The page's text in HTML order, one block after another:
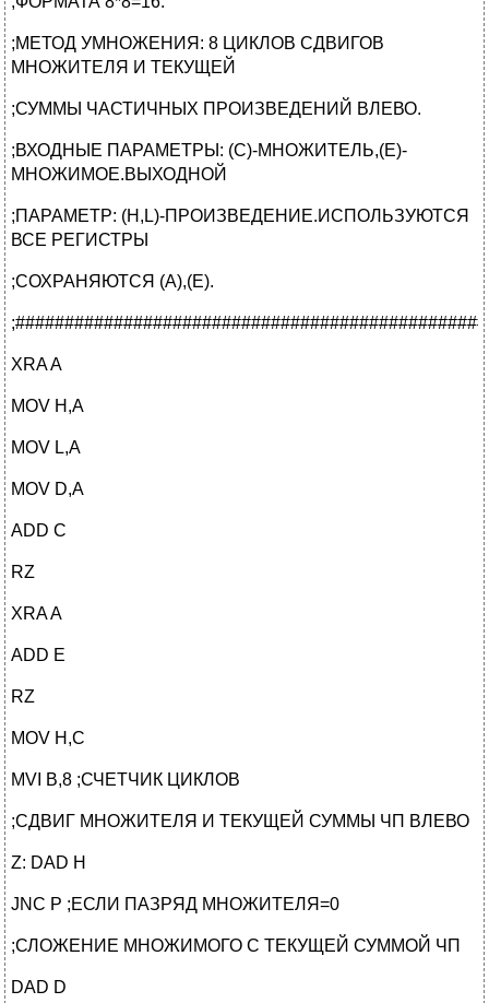
;МЕТОД УМНОЖЕНИЯ: 8 ЦИКЛОВ СДВИГОВ
МНОЖИТЕЛЯ И ТЕКУЩЕЙ
;СУММЫ ЧАСТИЧНЫХ ПРОИЗВЕДЕНИЙ ВЛЕВО.
;ВХОДНЫЕ ПАРАМЕТРЫ: (C)-МНОЖИТЕЛЬ,(E)-
МНОЖИМОЕ.ВЫХОДНОЙ
;ПАРАМЕТР: (H,L)-ПРОИЗВЕДЕНИЕ.ИСПОЛЬЗУЮТСЯ
ВСЕ РЕГИСТРЫ
;СОХРАНЯЮТСЯ (А),(E).
XRA A
MOV H,A
MOV L,A
MOV D,A
ADD C
RZ
XRA A
ADD E
RZ
MOV H,C
MVI B,8 ;СЧЕТЧИК ЦИКЛОВ
;СДВИГ МНОЖИТЕЛЯ И ТЕКУЩЕЙ СУММЫ ЧП ВЛЕВО
Z: DAD H
JNC P ;ЕСЛИ ПАЗРЯД МНОЖИТЕЛЯ=0
;СЛОЖЕНИЕ МНОЖИМОГО С ТЕКУЩЕЙ СУММОЙ ЧП
DAD D